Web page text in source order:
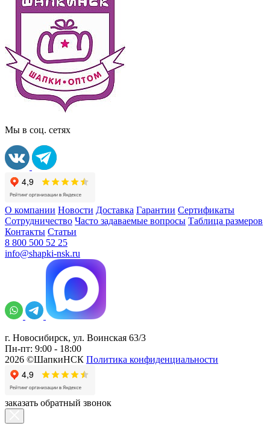
Мы в соц. сетях
О компании Новости Доставка Гарантии Сертификаты
Сотрудничество Часто задаваемые вопросы Таблица размеров
Контакты Статьи
8 800 500 52 25
info@shapki-nsk.ru
г. Новосибирск, ул. Воинская 63/3
Пн-пт: 9:00 - 18:00
2026 ©ШапкиНСК Политика конфиденциальности
заказать обратный звонок